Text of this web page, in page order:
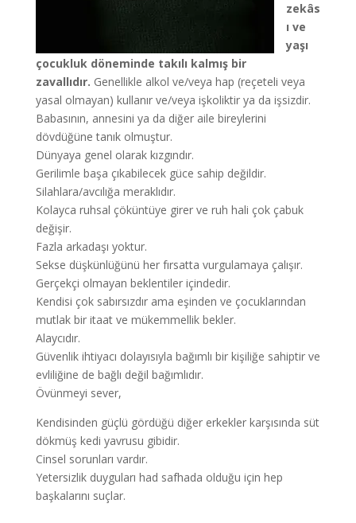
zekâs
ı ve
yaşı
çocukluk döneminde takılı kalmış bir
zavallıdır. Genellikle alkol ve/veya hap (reçeteli veya
yasal olmayan) kullanır ve/veya işkoliktir ya da işsizdir.
Babasının, annesini ya da diğer aile bireylerini
dövdüğüne tanık olmuştur.
Dünyaya genel olarak kızgındır.
Gerilimle başa çıkabilecek güce sahip değildir.
Silahlara/avcılığa meraklıdır.
Kolayca ruhsal çöküntüye girer ve ruh hali çok çabuk
değişir.
Fazla arkadaşı yoktur.
Sekse düşkünlüğünü her fırsatta vurgulamaya çalışır.
Gerçekçi olmayan beklentiler içindedir.
Kendisi çok sabırsızdır ama eşinden ve çocuklarından
mutlak bir itaat ve mükemmellik bekler.
Alaycıdır.
Güvenlik ihtiyacı dolayısıyla bağımlı bir kişiliğe sahiptir ve
evliliğine de bağlı değil bağımlıdır.
Övünmeyi sever,
Kendisinden güçlü gördüğü diğer erkekler karşısında süt
dökmüş kedi yavrusu gibidir.
Cinsel sorunları vardır.
Yetersizlik duyguları had safhada olduğu için hep
başkalarını suçlar.